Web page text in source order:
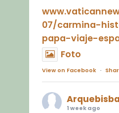
07/carmina-
papa-viaje-
Foto
View on Facebook ·
1 week ago